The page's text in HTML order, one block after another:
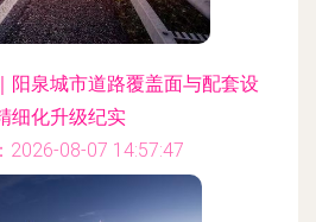
阳泉城市道路覆盖面与配套设
细化升级纪实
2026-08-07 14:57:47